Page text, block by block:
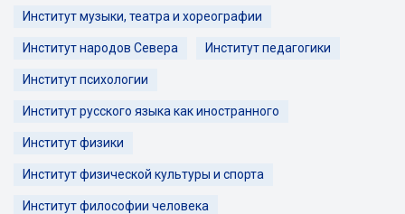
Институт музыки, театра и хореографии
Институт народов Севера Институт педагогики
Институт психологии
Институт русского языка как иностранного
Институт физики
Институт физической культуры и спорта
Институт философии человека